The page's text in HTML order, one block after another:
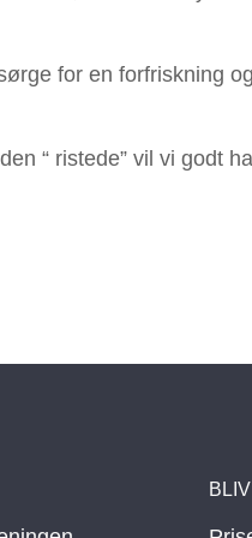
for en forfriskning
“ ristede” vil vi godt